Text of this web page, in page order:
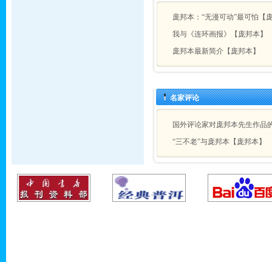
庞邦本：“无漫可动”最可怕【
我与《连环画报》【庞邦本】
庞邦本最新简介【庞邦本】
名家评论
国外评论家对庞邦本先生作品
“三不老”与庞邦本【庞邦本】